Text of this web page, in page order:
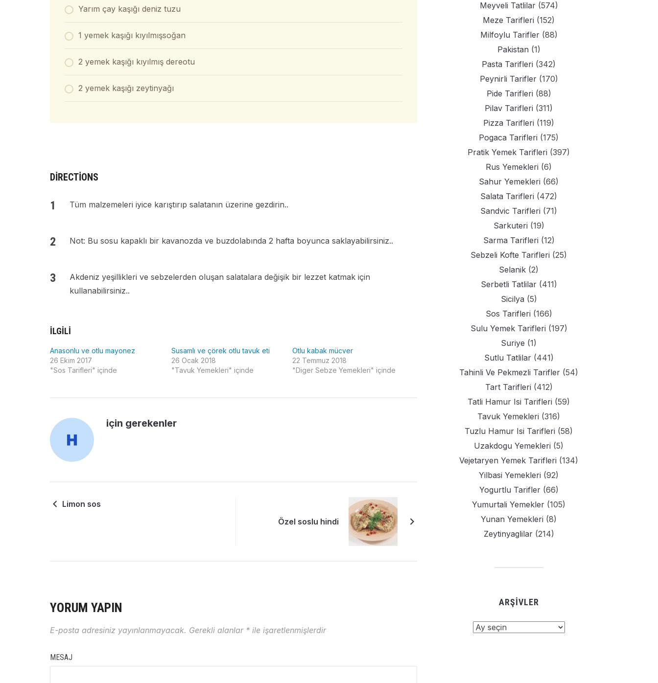
Yarım çay kaşığı deniz tuzu
1 yemek kaşığı kıyılmışsoğan
2 yemek kaşığı kıyılmış dereotu
2 yemek kaşığı zeytinyağı
DIRECTIONS
Tüm malzemeleri iyice karıştırıp salatanın üzerine gezdirin..
Not: Bu sosu kapaklı bir kavanozda ve buzdolabında 2 hafta boyunca saklayabilirsiniz..
Akdeniz yeşillikleri ve sebzelerden oluşan salatalara değişik bir lezzet katmak için
kullanabilirsiniz..
İLGILI
Anasonlu ve otlu mayonez
26 Ekim 2017
"Sos Tarifleri" içinde
Susamlı ve çörek otlu tavuk eti
26 Ocak 2018
"Tavuk Yemekleri" içinde
Otlu kabak mücver
22 Temmuz 2018
"Diger Sebze Yemekleri" içinde
için gerekenler
Limon sos
Özel soslu hindi
YORUM YAPIN
E-posta adresiniz yayınlanmayacak. Gerekli alanlar * ile işaretlenmişlerdir
MESAJ
Meyveli Tatlilar(574)
Meze Tarifleri (152)
Milfoylu Tarifler(88)
Pakistan (1)
Pasta Tarifleri (342)
Peynirli Tarifler(170)
Pide Tarifleri (88)
Pilav Tarifleri (311)
Pizza Tarifleri (119)
Pogaca Tarifleri (175)
Pratik Yemek Tarifleri (397)
Rus Yemekleri (6)
Sahur Yemekleri (66)
Salata Tarifleri (472)
Sandvic Tarifleri (71)
Sarkuteri (19)
Sarma Tarifleri (12)
Sebzeli Kofte Tarifleri (25)
Selanik (2)
Serbetli Tatlilar(411)
Sicilya (5)
Sos Tarifleri (166)
Sulu Yemek Tarifleri (197)
Suriye (1)
Sutlu Tatlilar(441)
Tahinli Ve Pekmezli Tarifler (54)
Tart Tarifleri (412)
Tatli Hamur Isi Tarifleri (59)
Tavuk Yemekleri (316)
Tuzlu Hamur Isi Tarifleri (58)
Uzakdogu Yemekleri (5)
Vejetaryen Yemek Tarifleri (134)
Yilbasi Yemekleri (92)
Yogurtlu Tarifler(66)
Yumurtali Yemekler (105)
Yunan Yemekleri (8)
Zeytinyaglilar(214)
ARŞIVLER